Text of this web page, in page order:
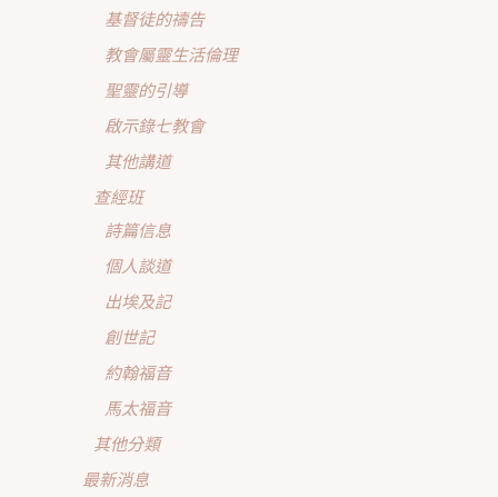
基督徒的禱告
教會屬靈生活倫理
聖靈的引導
啟示錄七教會
其他講道
查經班
詩篇信息
個人談道
出埃及記
創世記
約翰福音
馬太福音
其他分類
最新消息